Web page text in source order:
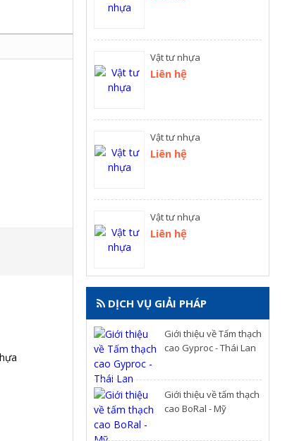
Vật tư nhựa
Liên hệ
Vật tư nhựa
Liên hệ
Vật tư nhựa
Liên hệ
DỊCH VỤ GIẢI PHÁP
Giới thiệu về Tấm thạch
cao Gyproc - Thái Lan
Giới thiệu về tấm thạch
cao BoRal - Mỹ